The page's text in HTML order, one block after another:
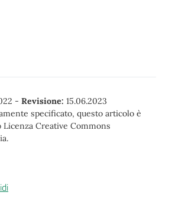
- Revisione: 15.06.2023
specificato, questo articolo è
Creative Commons